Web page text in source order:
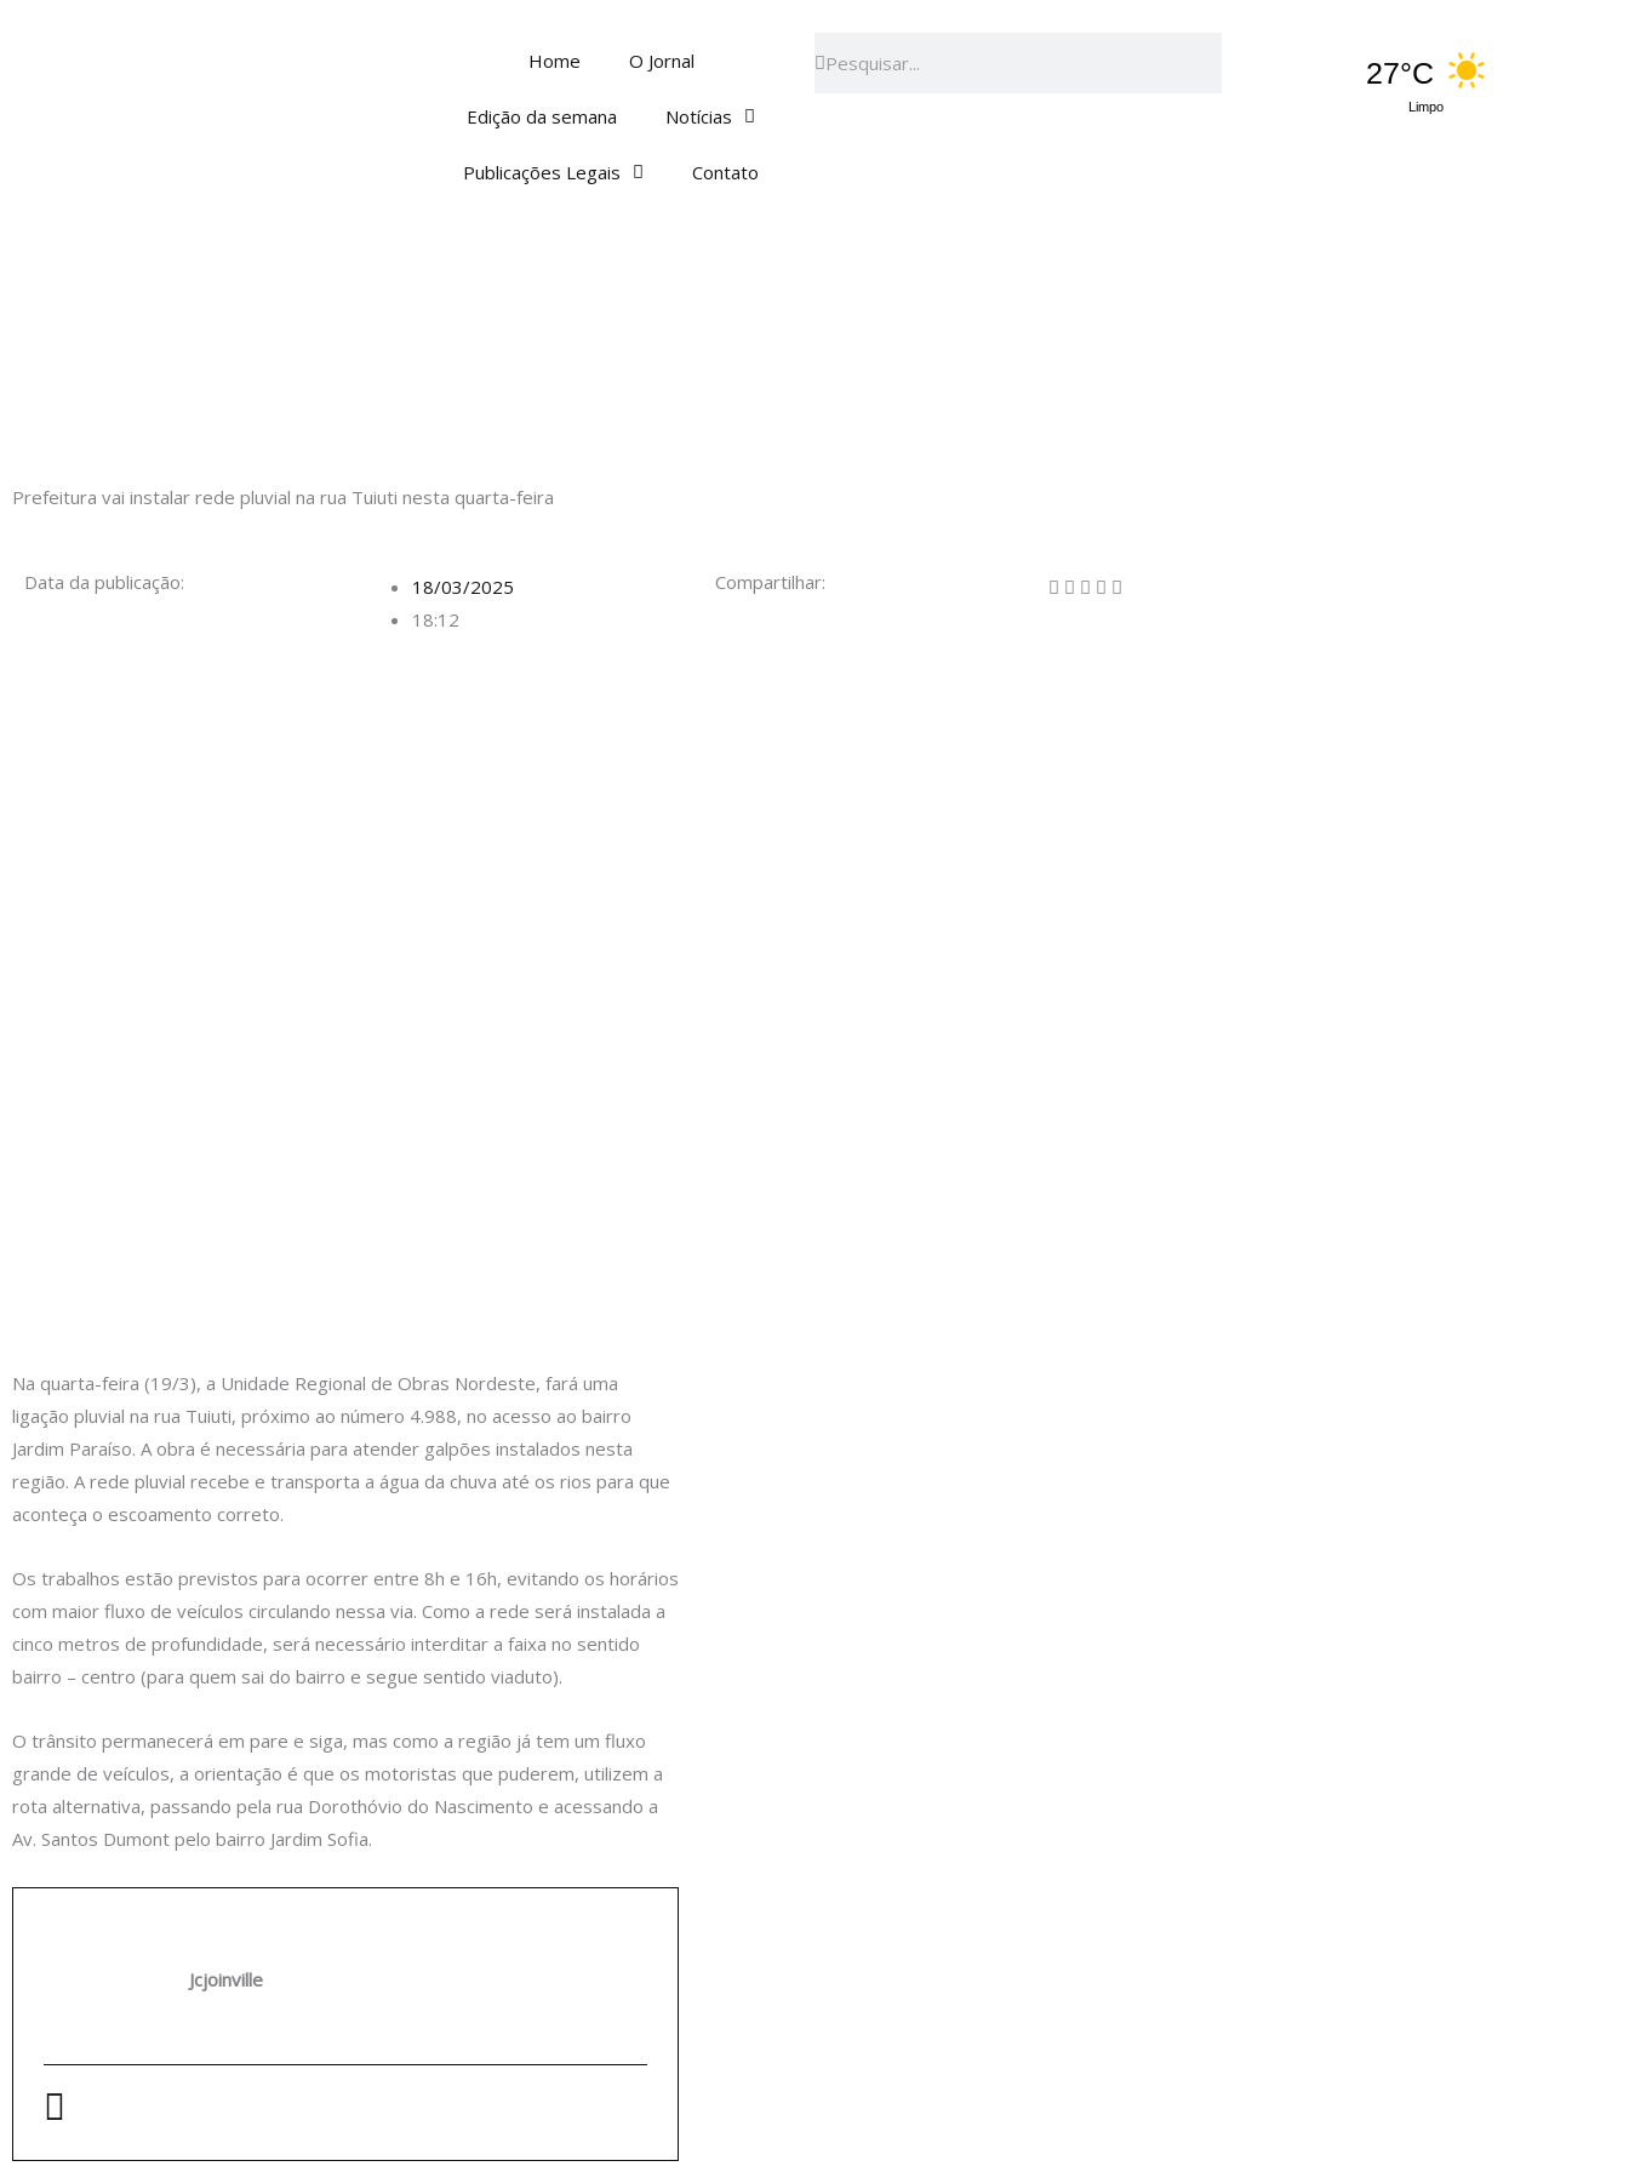
Home O Jornal
Edição da semana Notícias
Publicações Legais Contato
27°C
Limpo
Prefeitura vai instalar rede pluvial na rua Tuiuti nesta quarta-feira
Data da publicação:
18/03/2025
18:12
Na quarta-feira (19/3), a Unidade Regional de Obras Nordeste, fará uma
ligação pluvial na rua Tuiuti, próximo ao número 4.988, no acesso ao bairro
Jardim Paraíso. A obra é necessária para atender galpões instalados nesta
região. A rede pluvial recebe e transporta a água da chuva até os rios para que
aconteça o escoamento correto.
Os trabalhos estão previstos para ocorrer entre 8h e 16h, evitando os horários
com maior fluxo de veículos circulando nessa via. Como a rede será instalada a
cinco metros de profundidade, será necessário interditar a faixa no sentido
bairro – centro (para quem sai do bairro e segue sentido viaduto).
O trânsito permanecerá em pare e siga, mas como a região já tem um fluxo
grande de veículos, a orientação é que os motoristas que puderem, utilizem a
rota alternativa, passando pela rua Dorothóvio do Nascimento e acessando a
Av. Santos Dumont pelo bairro Jardim Sofia.
Jcjoinville
Compartilhar: